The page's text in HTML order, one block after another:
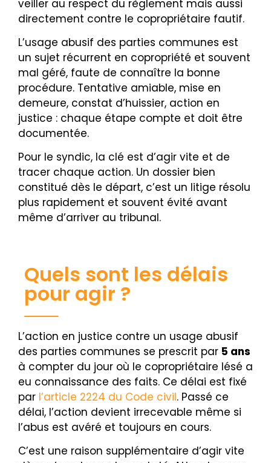
veiller au respect du règlement mais aussi
directement contre le copropriétaire fautif.
L’usage abusif des parties communes est
un sujet récurrent en copropriété et souvent
mal géré, faute de connaître la bonne
procédure. Tentative amiable, mise en
demeure, constat d’huissier, action en
justice : chaque étape compte et doit être
documentée.
Pour le syndic, la clé est d’agir vite et de
tracer chaque action. Un dossier bien
constitué dès le départ, c’est un litige résolu
plus rapidement et souvent évité avant
même d’arriver au tribunal.
Quels sont les délais
pour agir ?
L’action en justice contre un usage abusif
des parties communes se prescrit par 5 ans
à compter du jour où le copropriétaire lésé a
eu connaissance des faits. Ce délai est fixé
par l’article 2224 du Code civil. Passé ce
délai, l’action devient irrecevable même si
l’abus est avéré et toujours en cours.
C’est une raison supplémentaire d’agir vite